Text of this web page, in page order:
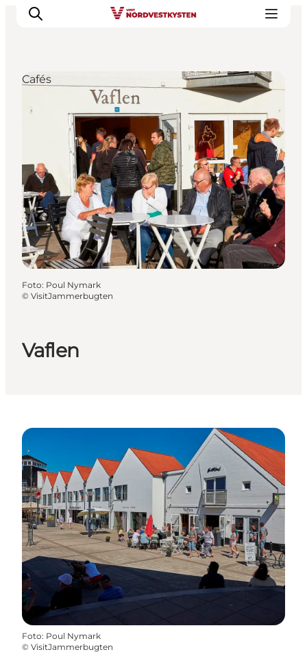
Urlaubsorte
Inspiration
Events
Unterkunft
Mach deine Urlaubsplanung
Vaflen
Cafés
Foto: Poul Nymark
© VisitJammerbugten
Foto: Poul Nymark
© VisitJammerbugten